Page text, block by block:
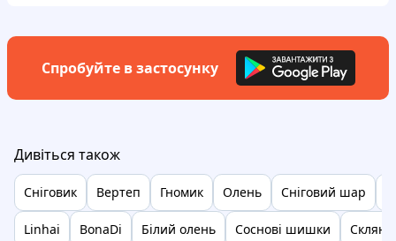
Спробуйте в застосунку
Дивіться також
Сніговик Вертеп Гномик Олень Сніговий шар
Linhai BonaDi Білий олень Соснові шишки